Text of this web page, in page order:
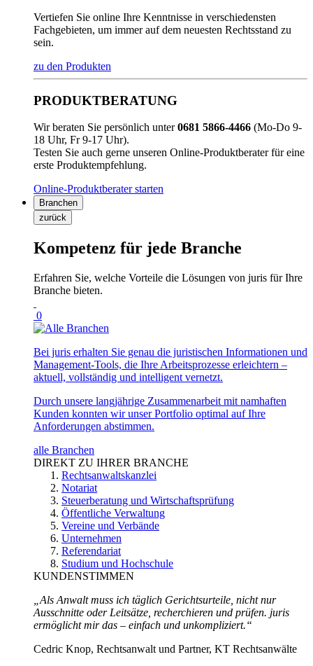
Vertiefen Sie online Ihre Kenntnisse in verschiedensten
Fachgebieten, um immer auf dem neuesten Rechtsstand zu
sein.
zu den Produkten
PRODUKTBERATUNG
Wir beraten Sie persönlich unter0681 5866-4466 (Mo-Do 9-
18 Uhr, Fr 9-17 Uhr).
Testen Sie auch gerne unseren Online-Produktberater für eine
erste Produktempfehlung.
Online-Produktberater starten
Branchen
zurück
Kompetenz für jede Branche
Erfahren Sie, welche Vorteile die Lösungen von juris für Ihre
Branche bieten.
0
Bei juris erhalten Sie genau die juristischen Informationen und
Management-Tools, die Ihre Arbeitsprozesse erleichtern –
aktuell, vollständig und intelligent vernetzt.
Durch unsere langjährige Zusammenarbeit mit namhaften
Kunden konnten wir unser Portfolio optimal auf Ihre
Anforderungen abstimmen.
alle Branchen
DIREKT ZU IHRER BRANCHE
Rechtsanwaltskanzlei
Notariat
Steuerberatung und Wirtschaftsprüfung
Öffentliche Verwaltung
Vereine und Verbände
Unternehmen
Referendariat
Studium und Hochschule
KUNDENSTIMMEN
„Als Anwalt muss ich täglich Gerichtsurteile, nicht nur
Ausschnitte oder Leitsätze, recherchieren und prüfen. juris
ermöglicht mir das – einfach und unkompliziert.“
Cedric Knop, Rechtsanwalt und Partner, KT Rechtsanwälte